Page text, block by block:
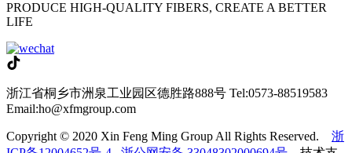
PRODUCE HIGH-QUALITY FIBERS, CREATE A BETTER
LIFE
浙江省桐乡市洲泉工业园区德胜路888号 Tel:0573-88519583
Email:ho@xfmgroup.com
Copyright © 2020 Xin Feng Ming Group All Rights Reserved. 浙